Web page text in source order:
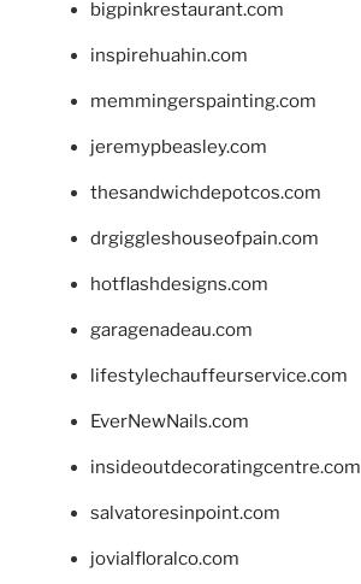
bigpinkrestaurant.com
inspirehuahin.com
memmingerspainting.com
jeremypbeasley.com
thesandwichdepotcos.com
drgiggleshouseofpain.com
hotflashdesigns.com
garagenadeau.com
lifestylechauffeurservice.com
EverNewNails.com
insideoutdecoratingcentre.com
salvatoresinpoint.com
jovialfloralco.com